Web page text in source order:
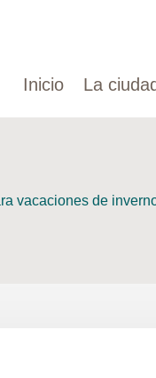
Inicio La
vacaciones de